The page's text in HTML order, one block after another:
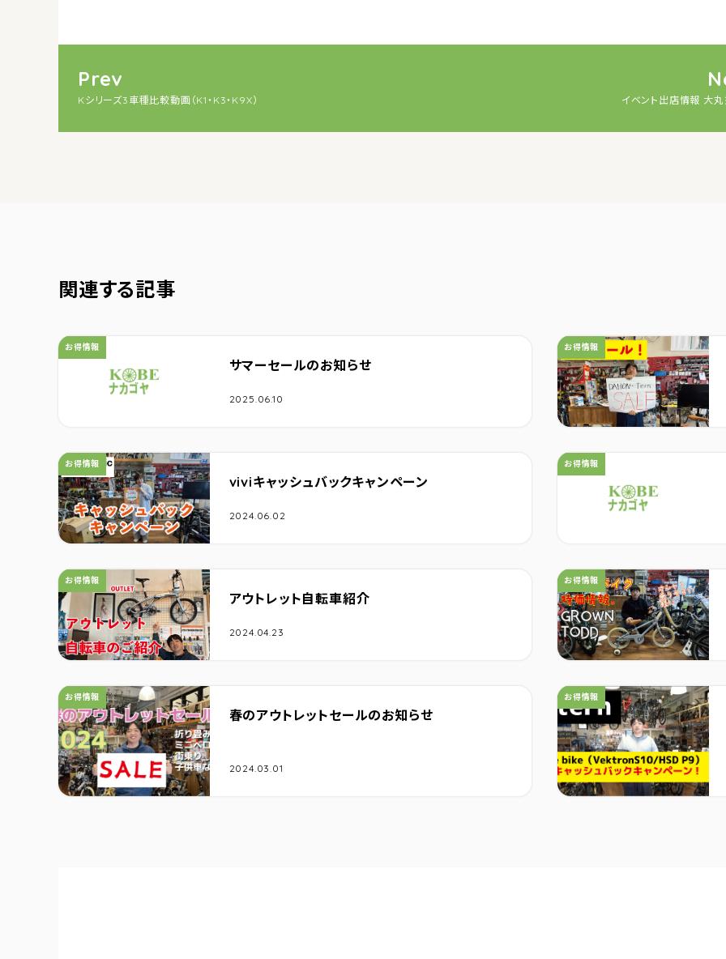
Prev
Kシリーズ3車種比較動画（K1・K3・K9X） イベント出店情報 大
関連する記事
サマーセールのお知らせ
カテゴリ：
お得情報
2025.06.10
カテゴリ：
お得情報
viviキャッシュバックキャンペーン
カテゴリ：
お得情報
2024.06.02
カテゴリ：
お得情報
アウトレット自転車紹介
カテゴリ：
お得情報
2024.04.23
カテゴリ：
お得情報
春のアウトレットセールのお知らせ
カテゴリ：
お得情報
2024.03.01
カテゴリ：
お得情報